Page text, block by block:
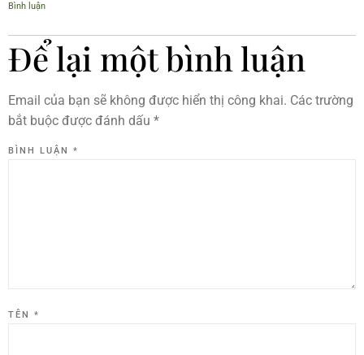
Bình luận
Để lại một bình luận
Email của bạn sẽ không được hiển thị công khai. Các trường
bắt buộc được đánh dấu *
BÌNH LUẬN *
TÊN *